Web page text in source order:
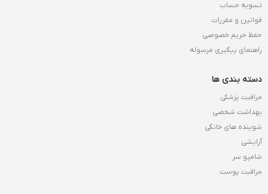
تسویه حساب
قوانین و مقررات
حفظ حریم خصوصی
راهنمای پیگیری مرسوله
دسته بندی ها
مراقبت پزشکی
بهداشت شخصی
شوینده های خانگی
آرایشی
شامپو سر
مراقبت پوست